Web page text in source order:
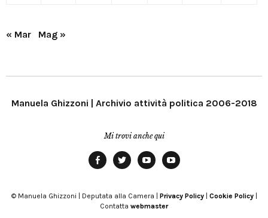
« Mar Mag »
Manuela Ghizzoni | Archivio attività politica 2006-2018
Mi trovi anche qui
Modena
© Manuela Ghizzoni | Deputata alla Camera | Privacy Policy| Cookie Policy|
Contatta webmaster